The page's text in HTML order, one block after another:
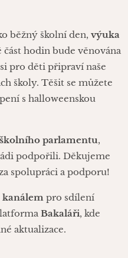
běžný školní den, výuka
část hodin bude věnována
pro děti připraví naše
školy. Těšit se můžete
s halloweenskou
školního parlamentu,
podpořili. Děkujeme
spolupráci a podporu!
pro sdílení
Bakaláři, kde
aktualizace.